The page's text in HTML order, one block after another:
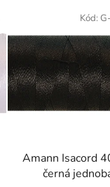
Amann Isacord
černá
Kód: